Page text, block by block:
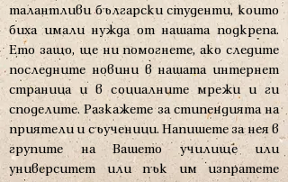
талантливи български студенти, които
биха имали нужда от нашата подкрепа.
Ето защо, ще ни помогнете, ако следите
последните новини в нашата интернет
страница и в социалните мрежи и ги
споделите. Разкажете за стипендията на
приятели и съученици. Напишете за нея в
групите на Вашето училище или
университет или пък им изпратете